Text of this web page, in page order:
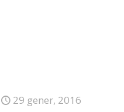
29 gener, 2016